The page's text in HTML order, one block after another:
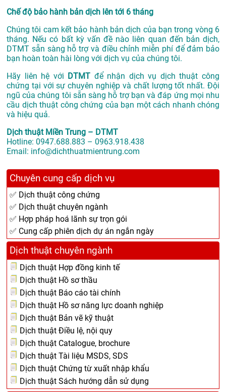
Chế độ bảo hành bản dịch lên tới 6 tháng
Chúng tôi cam kết bảo hành bản dịch của bạn trong vòng 6
tháng. Nếu có bất kỳ vấn đề nào liên quan đến bản dịch,
DTMT sẵn sàng hỗ trợ và điều chỉnh miễn phí để đảm bảo
bạn hoàn toàn hài lòng với dịch vụ của chúng tôi.
Hãy liên hệ với DTMT để nhận dịch vụ dịch thuật công
chứng tại với sự chuyên nghiệp và chất lượng tốt nhất. Đội
ngũ của chúng tôi sẵn sàng hỗ trợ bạn và đáp ứng mọi nhu
cầu dịch thuật công chứng của bạn một cách nhanh chóng
và hiệu quả.
Dịch thuật Miền Trung – DTMT
Hotline: 0947.688.883 – 0963.918.438
Email: info@dichthuatmientrung.com
Chuyên cung cấp dịch vụ
✅ Dịch thuật công chứng
✅ Dịch thuật chuyên ngành
✅ Hợp pháp hoá lãnh sự trọn gói
✅ Cung cấp phiên dịch dự án ngắn ngày
Dịch thuật chuyên ngành
Dịch thuật Hợp đồng kinh tế
Dịch thuật Hồ sơ thầu
Dịch thuật Báo cáo tài chính
Dịch thuật Hồ sơ năng lực doanh nghiệp
Dịch thuật Bản vẽ kỹ thuật
Dịch thuật Điều lệ, nội quy
Dịch thuật Catalogue, brochure
Dịch thuật Tài liệu MSDS, SDS
Dịch thuật Chứng từ xuất nhập khẩu
Dịch thuật Sách hướng dẫn sử dụng